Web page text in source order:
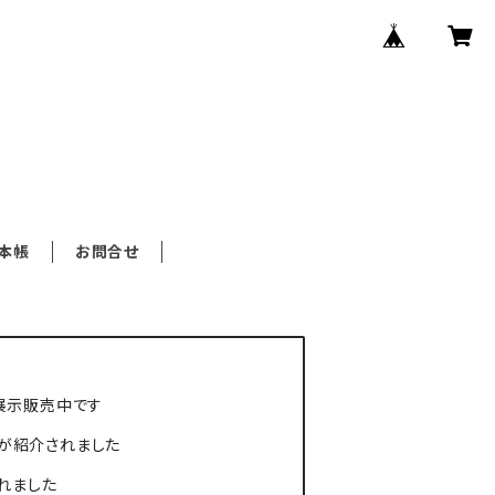
帳 お問合せ
販売中です
紹介されました
ました